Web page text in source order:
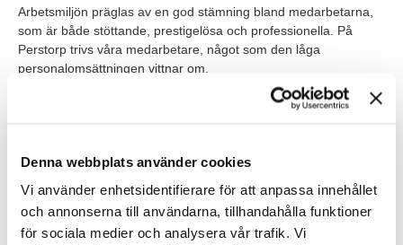
Denna webbplats använder cookies
Vi använder enhetsidentifierare för att anpassa innehållet
och annonserna till användarna, tillhandahålla funktioner
för sociala medier och analysera vår trafik. Vi
Arbetsmiljön präglas av en god stämning bland medarbetarna,
som är både stöttande, prestigelösa och professionella. På
Perstorp trivs våra medarbetare, något som den låga
personalomsättningen vittnar om.
och ha en utmärkt kommunikationsförmåga. Du är
ansvarstagande och har hög integritet, samt har en fallenhet att
bygga starka relationer på alla nivåer inom organisationen. Du
har problemlösningsförmåga och är skicklig på att fatta beslut.
Du sätter höga mål och arbetar hårt och uthålligt för att nå dem.